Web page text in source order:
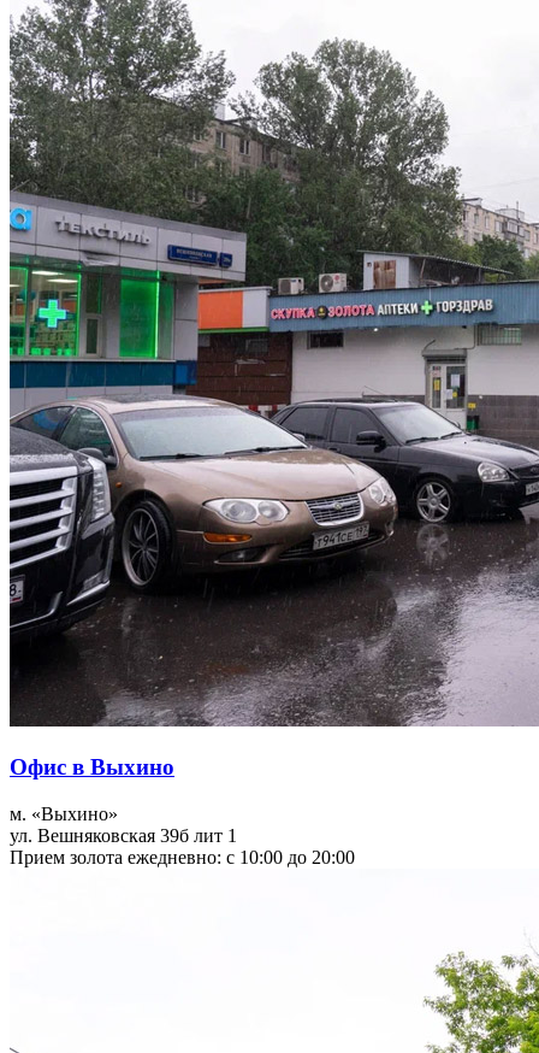
Офис в Выхино
м. «Выхино»
ул. Вешняковская 39б лит 1
Прием золота ежедневно: с 10:00 до 20:00